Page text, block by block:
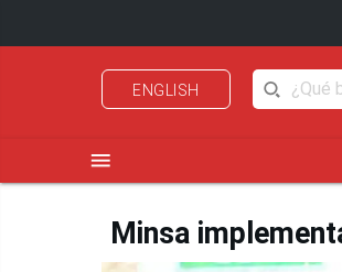
ENGLISH
menu
Minsa